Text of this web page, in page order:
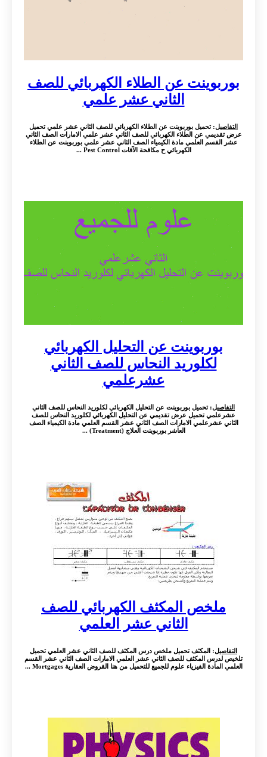
بوربوينت عن الطلاء الكهربائي للصف
الثاني عشر علمي
التفاصيل: تحميل بوربوينت عن الطلاء الكهربائي للصف الثاني عشر علمي تحميل
عرض تقديمي عن الطلاء الكهربائي للصف الثاني عشر علمي الامارات الصف الثاني
عشر القسم العلمي مادة الكيمياء الصف الثاني عشر علمي بوربوينت عن الطلاء
الكهربائي ح مكافحة الآفات Pest Control ...
بوربوينت عن التحليل الكهربائي
لكلوريد النحاس للصف الثاني
عشرعلمي
التفاصيل: تحميل بوربوينت عن التحليل الكهربائي لكلوريد النحاس للصف الثاني
عشرعلمي تحميل عرض تقديمي عن التحليل الكهربائي لكلوريد النحاس للصف
الثاني عشرعلمي الامارات الصف الثاني عشر القسم العلمي مادة الكيمياء الصف
العاشر بوربوينت العلاج (Treatment) ...
ملخص المكثف الكهربائي للصف
الثاني عشر العلمي
التفاصيل: المكثف تحميل ملخص درس المكثف للصف الثاني عشر العلمي تحميل
تلخيص لدرس المكثف للصف الثاني عشر العلمي الامارات الصف الثاني عشر القسم
العلمي المادة الفيزياء علوم للجميع للتحميل من هنا القروض العقارية Mortgages ...